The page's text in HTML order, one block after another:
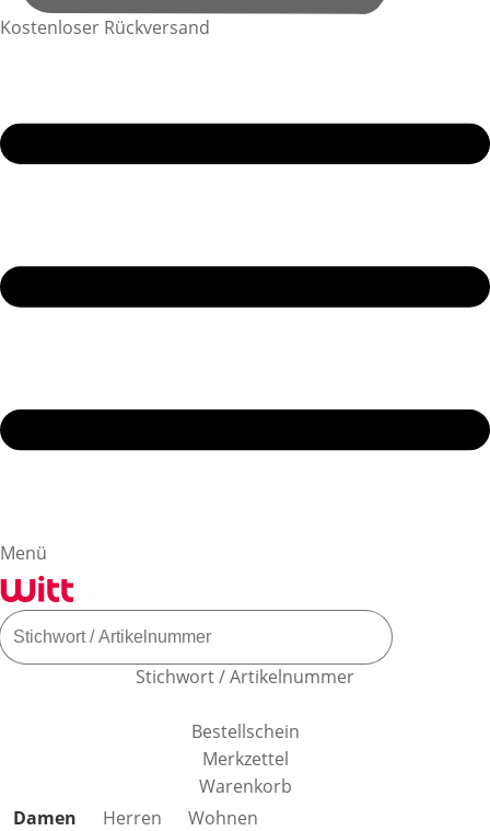
Kostenloser Rückversand
Menü
Stichwort / Artikelnummer
Bestellschein
Merkzettel
Warenkorb
Produktkategorien überspringen
Damen Herren
Wohnen